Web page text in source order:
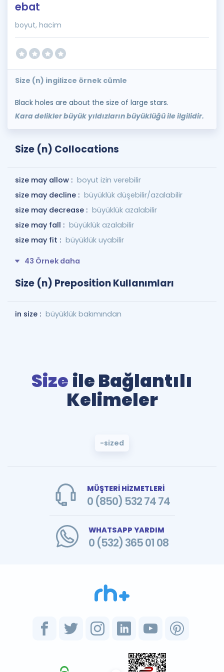
ebat
boyut, hacim
Size (n) ingilizce örnek cümle
Black holes are about the size of large stars.
Kara delikler büyük yıldızların büyüklüğü ile ilgilidir.
Size (n) Collocations
size may allow : boyut izin verebilir
size may decline : büyüklük düşebilir/azalabilir
size may decrease : büyüklük azalabilir
size may fall : büyüklük azalabilir
size may fit : büyüklük uyabilir
43 Örnek daha
Size (n) Preposition Kullanımları
in size : büyüklük bakımından
Size ile Bağlantılı
Kelimeler
-sized
MÜŞTERİ HİZMETLERİ
0 (850) 532 74 74
WHATSAPP YARDIM
0 (532) 365 01 08